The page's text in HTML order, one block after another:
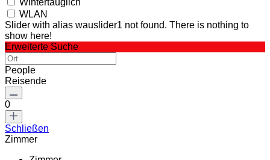
WLAN
Slider with alias wauslider1 not found. There is nothing to
show here!
Erweiterte Suche
People
Reisende
0
Schließen
Zimmer